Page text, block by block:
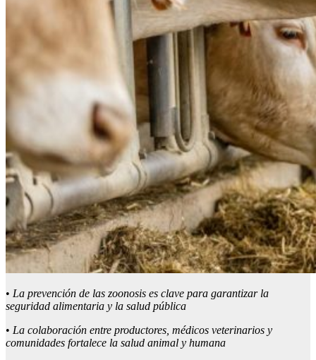
• La prevención de las zoonosis es clave para garantizar la
seguridad alimentaria y la salud pública
• La colaboración entre productores, médicos veterinarios y
comunidades fortalece la salud animal y humana